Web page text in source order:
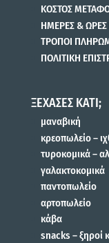
ΚΟΣΤΟΣ
ΗΜΕΡΕΣ &
ΤΡΟΠΟΙ
ΠΟΛΙΤΙΚΗ
ΞΕΧΑΣΕΣ ΚΑΤΙ;
μαναβική
κρεοπωλείο –
τυροκομικά –
γαλακτοκομικά
παντοπωλείο
αρτοπωλείο
κάβα
snacks – ξηροί